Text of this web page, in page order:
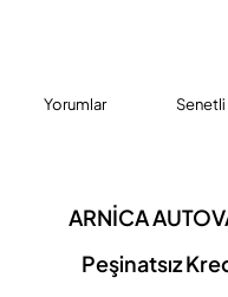
Yorumlar Senetli
ARNİCA
Peşinatsız